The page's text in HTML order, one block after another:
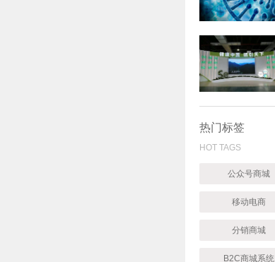
热门标签
HOT TAGS
公众号商城
移动电商
分销商城
B2C商城系统